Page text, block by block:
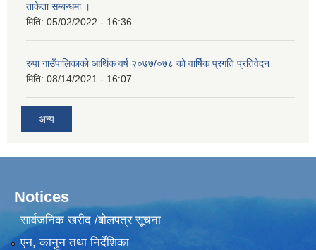
ताकेता सम्बन्धमा ।
मिति: 05/02/2022 - 16:36
रुपा गाउँपालिकाको आर्थिक वर्ष २०७७/०७८ को वार्षिक प्रगति प्रतिवेदन
मिति: 08/14/2021 - 16:07
अन्य
Notices
सार्वजनिक खरीद /बोलपत्र सूचना
एन, कानुन तथा निर्देशिका